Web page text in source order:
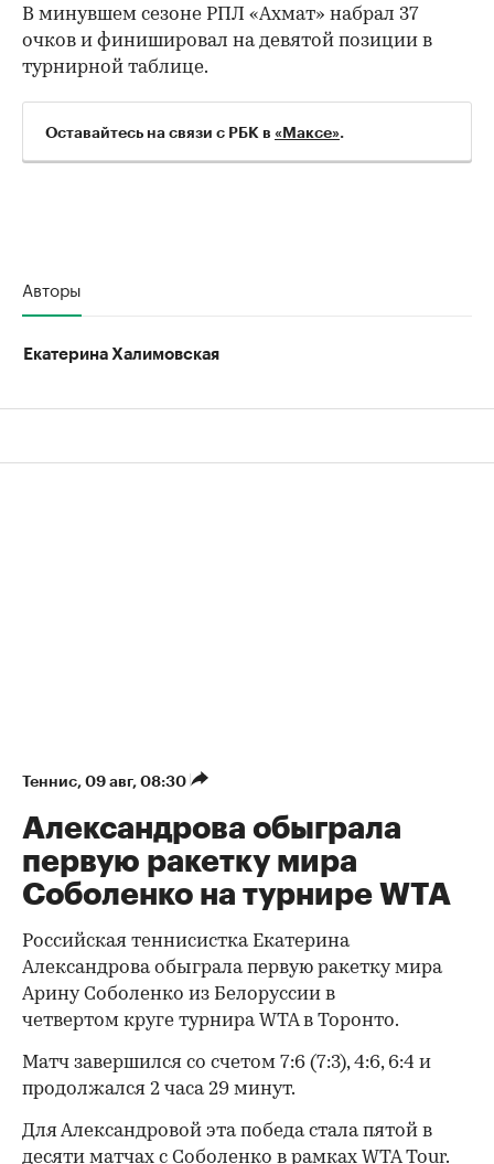
В минувшем сезоне РПЛ «Ахмат» набрал 37
очков и финишировал на девятой позиции в
турнирной таблице.
Оставайтесь на связи с РБК в «Максе».
Авторы
Екатерина Халимовская
Теннис⁠, 09 авг, 08:30
Александрова обыграла
первую ракетку мира
Соболенко на турнире WTA
Российская теннисистка Екатерина
Александрова обыграла первую ракетку мира
Арину Соболенко из Белоруссии в
четвертом круге турнира WTA в Торонто.
Матч завершился со счетом 7:6 (7:3), 4:6, 6:4 и
продолжался 2 часа 29 минут.
Для Александровой эта победа стала пятой в
десяти матчах с Соболенко в рамках WTA Tour.